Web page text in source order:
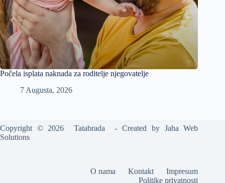
Počela isplata naknada za roditelje njegovatelje
7 Augusta, 2026
Copyright © 2026 Tatabrada - Created by Jaha Web
Solutions
O nama Kontakt
Impresum
Politike privatnosti